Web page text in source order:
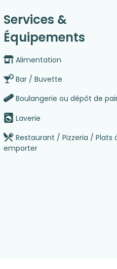
Services &
Équipements
Alimentation
Bar / Buvette
Boulangerie ou dépôt de
Laverie
Restaurant / Pizzeria / Plats
emporter